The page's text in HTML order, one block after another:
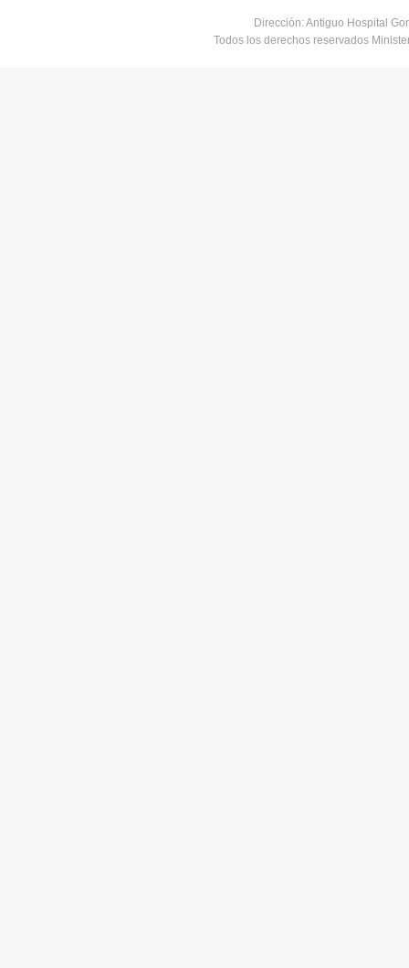
Dirección: Antiguo Hospital
Todos los derechos reservados